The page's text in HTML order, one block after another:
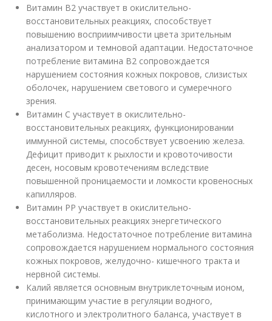
Витамин В2 участвует в окислительно-
восстановительных реакциях, способствует
повышению восприимчивости цвета зрительным
анализатором и темновой адаптации. Недостаточное
потребление витамина В2 сопровождается
нарушением состояния кожных покровов, слизистых
оболочек, нарушением светового и сумеречного
зрения.
Витамин С участвует в окислительно-
восстановительных реакциях, функционировании
иммунной системы, способствует усвоению железа.
Дефицит приводит к рыхлости и кровоточивости
десен, носовым кровотечениям вследствие
повышенной проницаемости и ломкости кровеносных
капилляров.
Витамин РР участвует в окислительно-
восстановительных реакциях энергетического
метаболизма. Недостаточное потребление витамина
сопровождается нарушением нормального состояния
кожных покровов, желудочно- кишечного тракта и
нервной системы.
Калий является основным внутриклеточным ионом,
принимающим участие в регуляции водного,
кислотного и электролитного баланса, участвует в